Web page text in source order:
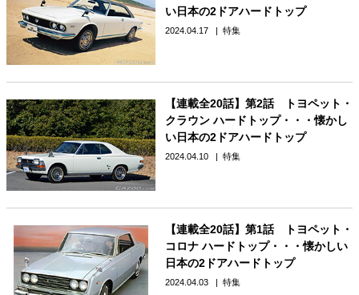
い日本の2ドアハードトップ
2024.04.17 特集
【連載全20話】第2話 トヨペット・
クラウン ハードトップ・・・懐かし
い日本の2ドアハードトップ
2024.04.10 特集
【連載全20話】第1話 トヨペット・
コロナ ハードトップ・・・懐かしい
日本の2ドアハードトップ
2024.04.03 特集